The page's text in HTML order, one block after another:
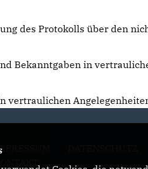
des Protokolls über den
Bekanntgaben in
vertraulichen
KONTAKT